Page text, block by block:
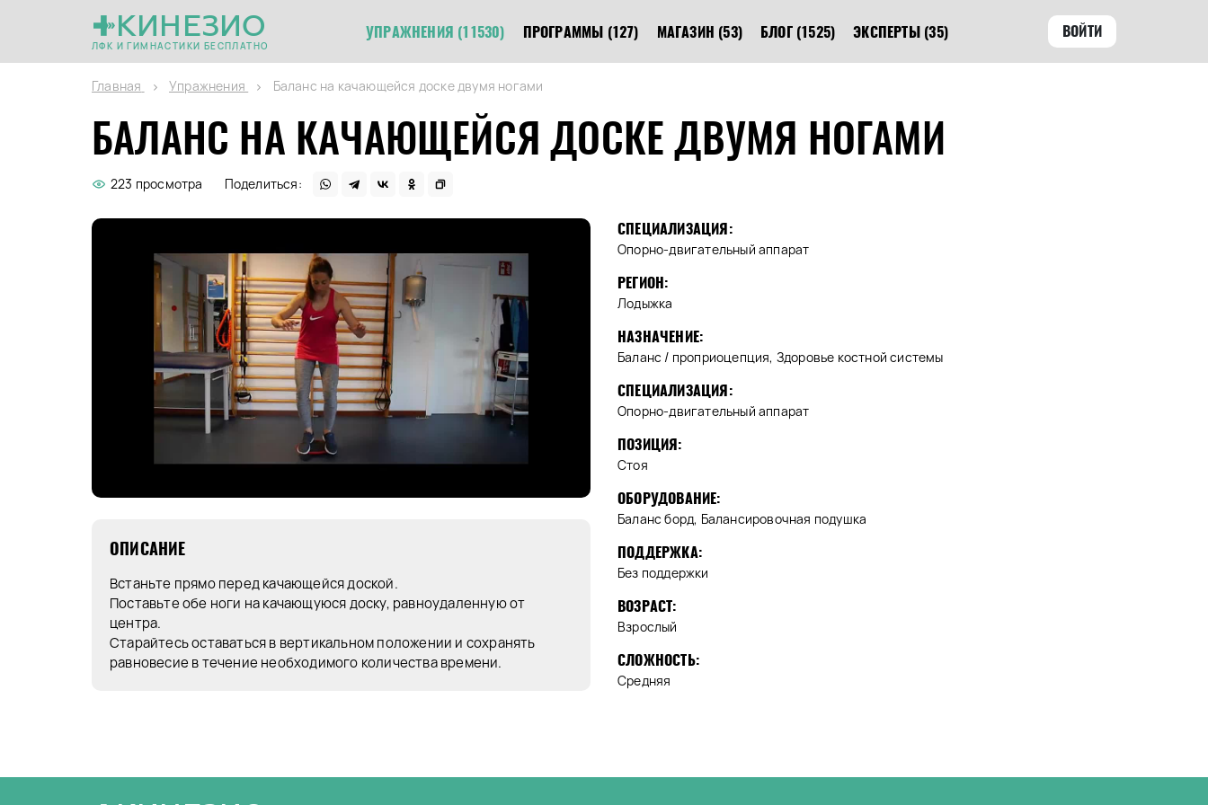
КИНЕЗИО
ЛФК И ГИМНАСТИКИ БЕСПЛАТНО
УПРАЖНЕНИЯ (11530) ПРОГРАММЫ (127) МАГАЗИН (53) БЛОГ (1525) ЭКСПЕРТЫ (35) ВОЙТИ
Главная Упражнения Баланс на качающейся доске двумя ногами
БАЛАНС НА КАЧАЮЩЕЙСЯ ДОСКЕ ДВУМЯ НОГАМИ
223 просмотра Поделиться:
ОПИСАНИЕ
Встаньте прямо перед качающейся доской.
Поставьте обе ноги на качающуюся доску, равноудаленную от
центра.
Старайтесь оставаться в вертикальном положении и сохранять
равновесие в течение необходимого количества времени.
СПЕЦИАЛИЗАЦИЯ:
Опорно-двигательный аппарат
РЕГИОН:
Лодыжка
НАЗНАЧЕНИЕ:
Баланс / проприоцепция, Здоровье костной системы
СПЕЦИАЛИЗАЦИЯ:
Опорно-двигательный аппарат
ПОЗИЦИЯ:
Стоя
ОБОРУДОВАНИЕ:
Баланс борд, Балансировочная подушка
ПОДДЕРЖКА:
Без поддержки
ВОЗРАСТ:
Взрослый
СЛОЖНОСТЬ:
Средняя